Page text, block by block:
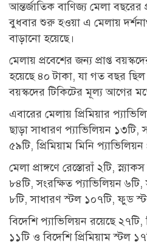
আন্তর্জাতিক বাণিজ্য মেলা
বুধবার শুরু হওয়া এ মেলায়
বাড়ানো হয়েছে।
মেলায় প্রবেশের জন্য প্রাপ্ত
হয়েছে ৪০ টাকা, যা গত বছর ছিল
বয়স্কদের টিকিটের মূল্য আগের
এবারের মেলায় প্রিমিয়ার
ছাড়া সাধারণ প্যাভিলিয়ন ১৩টি,
৫৯টি, প্রিমিয়াম মিনি
মেলা প্রাঙ্গণে রেস্তোরাঁ ২টি,
৮৪টি, সংরক্ষিত প্যাভিলিয়ন ৬টি,
৮টি, সাধারণ স্টল ১০৭টি, ফুড
বিদেশি প্যাভিলিয়ন রয়েছে ২৭টি,
১১টি ও বিদেশি প্রিমিয়াম স্টল